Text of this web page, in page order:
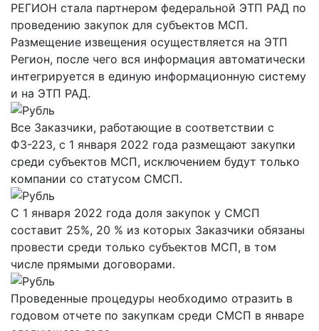
РЕГИОН стала партнером федеральной ЭТП РАД по
проведению закупок для субъектов МСП.
Размещение извещения осуществляется на ЭТП
Регион, после чего вся информация автоматически
интегрируется в единую информационную систему
и на ЭТП РАД.
Все Заказчики, работающие в соответствии с
ФЗ-223, с 1 января 2022 года размещают закупки
среди субъектов МСП, исключением будут только
компании со статусом СМСП.
С 1 января 2022 года доля закупок у СМСП
составит 25%, 20 % из которых Заказчики обязаны
провести среди только субъектов МСП, в том
числе прямыми договорами.
Проведенные процедуры необходимо отразить в
годовом отчете по закупкам среди СМСП в январе